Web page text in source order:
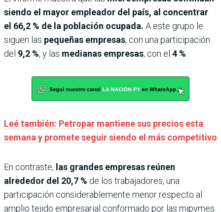
siendo el mayor empleador del país, al concentrar
el 66,2 % de la población ocupada. A este grupo le
siguen las pequeñas empresas, con una participación
del 9,2 %, y las medianas empresas, con el 4 %
Leé también: Petropar mantiene sus precios esta
semana y promete seguir siendo el más competitivo
En contraste, las grandes empresas reúnen
alrededor del 20,7 % de los trabajadores, una
participación considerablemente menor respecto al
amplio tejido empresarial conformado por las mipymes.